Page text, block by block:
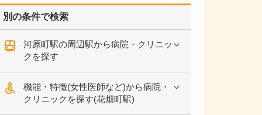
別の条件で検索
河原町駅の周辺駅から病院・クリニッ
クを探す
機能・特徴(女性医師など)から病院・
クリニックを探す(花畑町駅)